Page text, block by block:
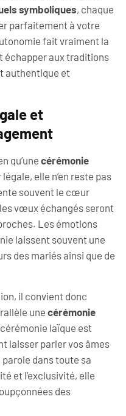
symboliques, chaque
parfaitement à votre
fait vraiment la
échapper aux traditions
authentique et
et
qu’une cérémonie
elle n’en reste pas
souvent le cœur
vœux échangés seront
Les émotions
laissent souvent une
des mariés ainsi que de
il convient donc
une cérémonie
laïque est
laisser parler vos âmes
parole dans toute sa
et l’exclusivité, elle
des